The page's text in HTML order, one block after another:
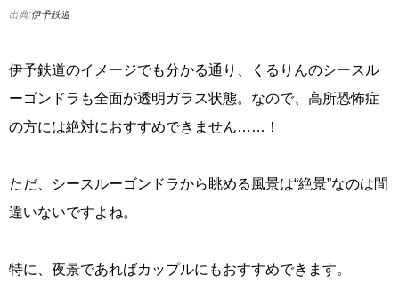
出典:伊予鉄道
伊予鉄道のイメージでも分かる通り、くるりんのシースル
ーゴンドラも全面が透明ガラス状態。なので、高所恐怖症
の方には絶対におすすめできません……！
ただ、シースルーゴンドラから眺める風景は“絶景”なのは間
違いないですよね。
特に、夜景であればカップルにもおすすめできます。